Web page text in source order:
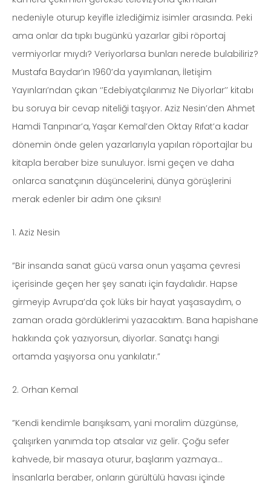
nedeniyle oturup keyifle izlediğimiz isimler arasında. Peki
ama onlar da tıpkı bugünkü yazarlar gibi röportaj
vermiyorlar mıydı? Veriyorlarsa bunları nerede bulabiliriz?
Mustafa Baydar’ın 1960’da yayımlanan, İletişim
Yayınları’ndan çıkan ‘’Edebiyatçılarımız Ne Diyorlar’’ kitabı
bu soruya bir cevap niteliği taşıyor. Aziz Nesin’den Ahmet
Hamdi Tanpınar’a, Yaşar Kemal’den Oktay Rıfat’a kadar
dönemin önde gelen yazarlarıyla yapılan röportajlar bu
kitapla beraber bize sunuluyor. İsmi geçen ve daha
onlarca sanatçının düşüncelerini, dünya görüşlerini
merak edenler bir adım öne çıksın!
1. Aziz Nesin
”Bir insanda sanat gücü varsa onun yaşama çevresi
içerisinde geçen her şey sanatı için faydalıdır. Hapse
girmeyip Avrupa’da çok lüks bir hayat yaşasaydım, o
zaman orada gördüklerimi yazacaktım. Bana hapishane
hakkında çok yazıyorsun, diyorlar. Sanatçı hangi
ortamda yaşıyorsa onu yankılatır.”
2. Orhan Kemal
”Kendi kendimle barışıksam, yani moralim düzgünse,
çalışırken yanımda top atsalar vız gelir. Çoğu sefer
kahvede, bir masaya oturur, başlarım yazmaya…
İnsanlarla beraber, onların gürültülü havası içinde